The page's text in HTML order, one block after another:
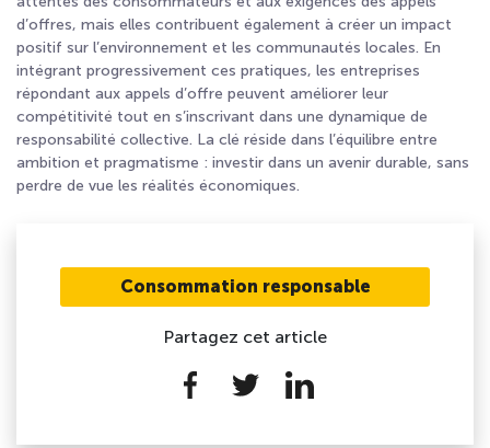
Consommation responsable
Partagez cet article
d’offres, mais elles contribuent également à créer un impact
positif sur l’environnement et les communautés locales. En
intégrant progressivement ces pratiques, les entreprises
répondant aux appels d’offre peuvent améliorer leur
compétitivité tout en s’inscrivant dans une dynamique de
responsabilité collective. La clé réside dans l’équilibre entre
ambition et pragmatisme : investir dans un avenir durable, sans
perdre de vue les réalités économiques.